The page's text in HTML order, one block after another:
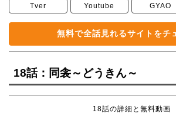
Tver Youtube GYAO
無料で全話見れるサイトをチ
18話：同衾～どうきん～
18話の詳細と無料動画